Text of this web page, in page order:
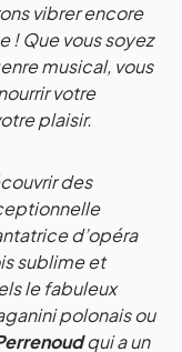
vibrer encore
! Que vous soyez
musical, vous
votre
plaisir.
des
d’opéra
sublime et
le fabuleux
polonais ou
qui a un